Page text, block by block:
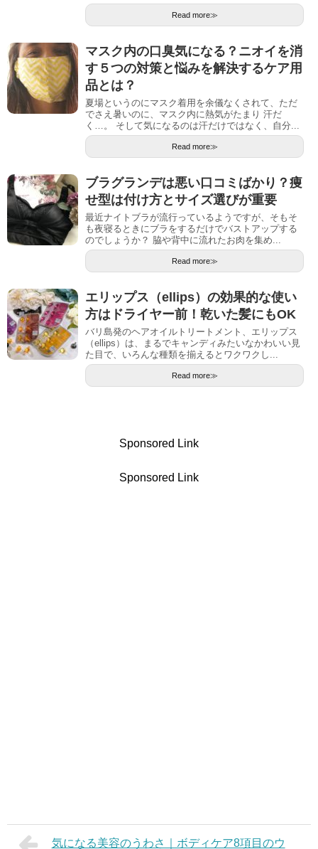
Read more≫
マスク内の口臭気になる？ニオイを消
す５つの対策と悩みを解決するケア用
品とは？
夏場というのにマスク着用を余儀なくされて、ただ
でさえ暑いのに、マスク内に熱気がたまり 汗だ
く…。 そして気になるのは汗だけではなく、自分...
Read more≫
ブラグランデは悪い口コミばかり？痩
せ型は付け方とサイズ選びが重要
最近ナイトブラが流行っているようですが、そもそ
も夜寝るときにブラをするだけでバストアップする
のでしょうか？ 脇や背中に流れたお肉を集め...
Read more≫
エリップス（ellips）の効果的な使い
方はドライヤー前！乾いた髪にもOK
バリ島発のヘアオイルトリートメント、エリップス
（ellips）は、まるでキャンディみたいなかわいい見
た目で、いろんな種類を揃えるとワクワクし...
Read more≫
Sponsored Link
Sponsored Link
気になる美容のうわさ｜ボディケア8項目のウ